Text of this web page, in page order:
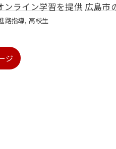
ンライン学習を提供 広島市
路指導 高校生
ジ